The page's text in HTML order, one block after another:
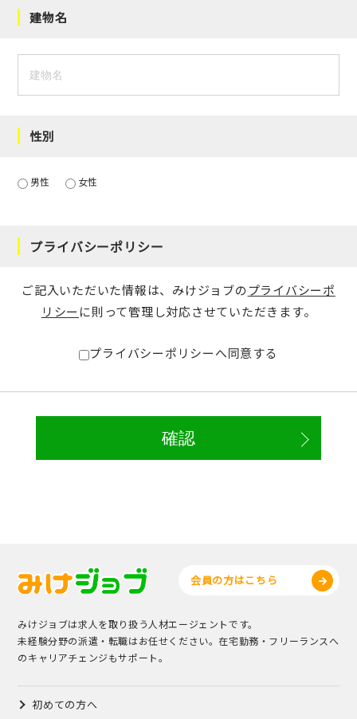
建物名
性別
男性 女性
プライバシーポリシー
ご記入いただいた情報は、みけジョブのプライバシーポ
リシー に則って管理し対応させていただきます。
プライバシーポリシーへ同意する
会員の方はこちら
みけジョブは求人を取り扱う人材エージェントです。
未経験分野の派遣・転職はお任せください。在宅勤務・フリーランスへ
のキャリアチェンジもサポート。
初めての方へ